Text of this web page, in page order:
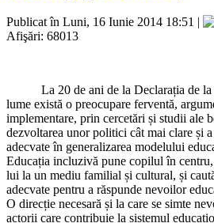
Publicat în Luni, 16 Iunie 2014 18:51
Afişări: 68013
La 20 de ani de la Declarația de la
lume există o preocupare ferventă,
implementare, prin cercetări și studii ale
dezvoltarea unor politici cât mai clare și
adecvate în generalizarea modelului
Educația incluzivă pune copilul în centru,
lui la un mediu familial și cultural, și
adecvate pentru a răspunde nevoilor
O direcție necesară și la care se simte
actorii care contribuie la sistemul